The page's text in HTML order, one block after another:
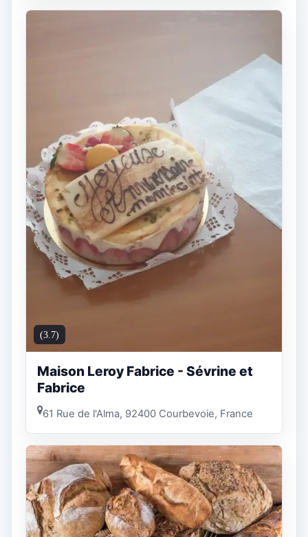
(3.7)
Maison Leroy Fabrice - Sévrine et
Fabrice
61 Rue de l'Alma, 92400 Courbevoie, France